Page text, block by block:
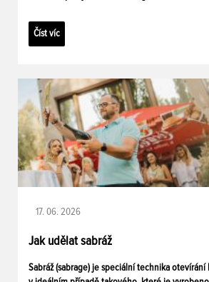
Číst víc
17. 06. 2026
Jak udělat sabráž
Sabráž (sabrage) je speciální technika otevírání